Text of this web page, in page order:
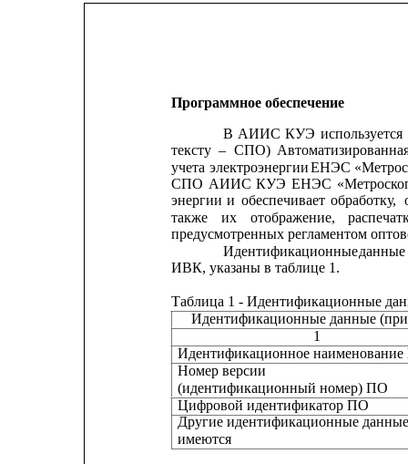
Программное обеспечение
В АИИС КУЭ используется
тексту – СПО)
учета электроэнергии ЕНЭС
СПО АИИС КУЭ ЕНЭС
энергии и обеспечивает обработку,
также
их отображение,
предусмотренных регламентом
Идентификационныеданные
ИВК, указаны в таблице 1.
Таблица 1 - Идентификационные
Идентификационные данные
1
Идентификационное
Номер версии
(идентификационный номер) ПО
Цифровой идентификатор ПО
Другие идентификационные
имеются